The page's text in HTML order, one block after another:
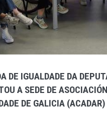
DE IGUALDADE DA
A SEDE DE
DE GALICIA (ACADAR)